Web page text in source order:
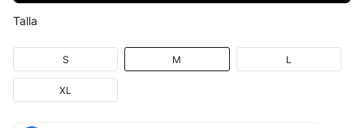
Talla
S M L
XL